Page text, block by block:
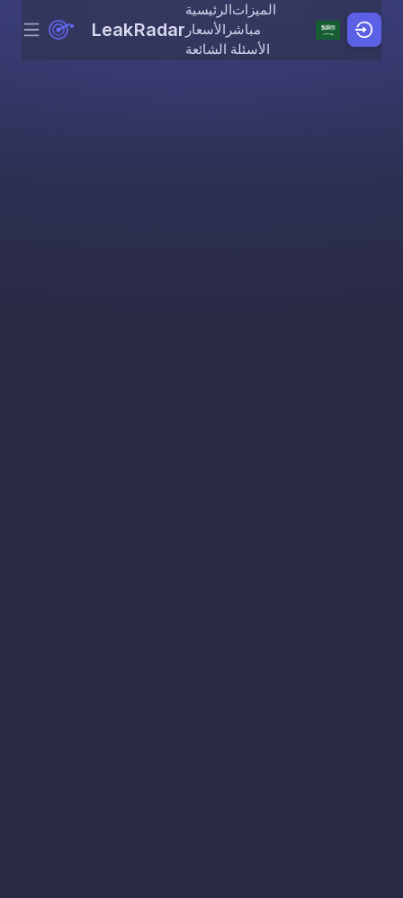
Skip to content
Menu LeakRadar
الرئيسيةالميزات
الأسعار مباشر
الأسئلة الشائعة